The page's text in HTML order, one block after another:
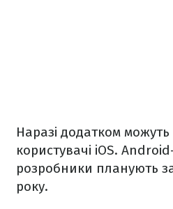
Наразі додатком
користувачі iOS.
розробники планують
року.